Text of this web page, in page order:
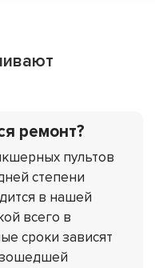
ремонт?
пультов
степени
в нашей
всего в
сроки зависят